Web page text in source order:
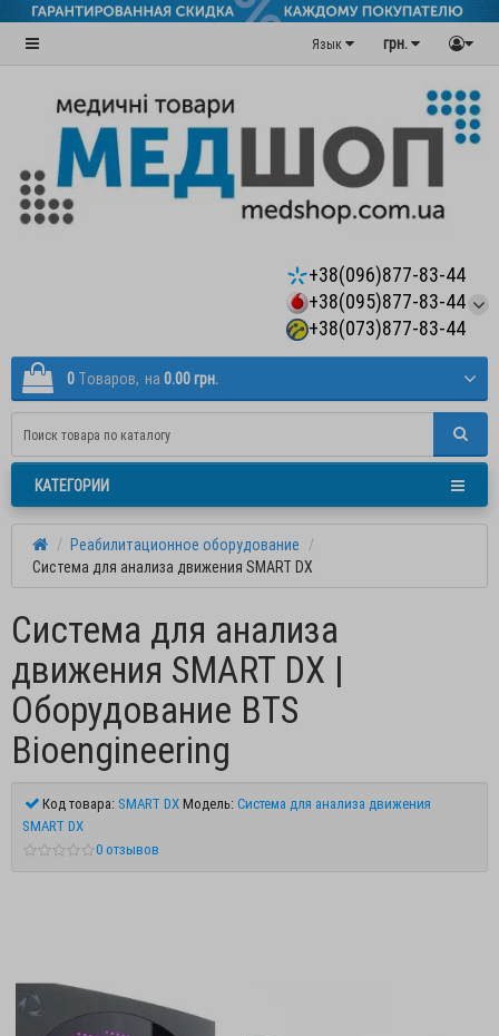
грн.
Язык
+38(096)877-83-44
+38(095)877-83-44
+38(073)877-83-44
0 Tоваров, на 0.00 грн.
КАТЕГОРИИ
Реабилитационное оборудование
Система для анализа движения SMART DX
Система для анализа
движения SMART DX |
Оборудование BTS
Bioengineering
Код товара: SMART DXМодель:Система для анализа движения
SMART DX
0 отзывов